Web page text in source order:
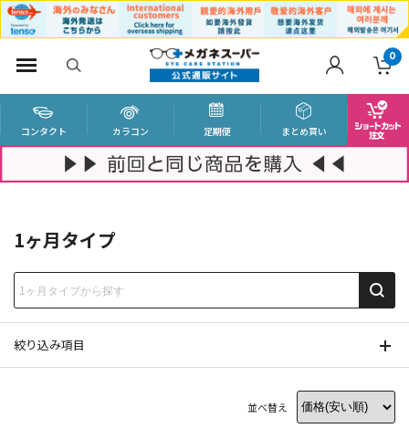
0
コンタクト カラコン 定期便 まとめ買い
1ヶ月タイプ
絞り込み項目
並べ替え